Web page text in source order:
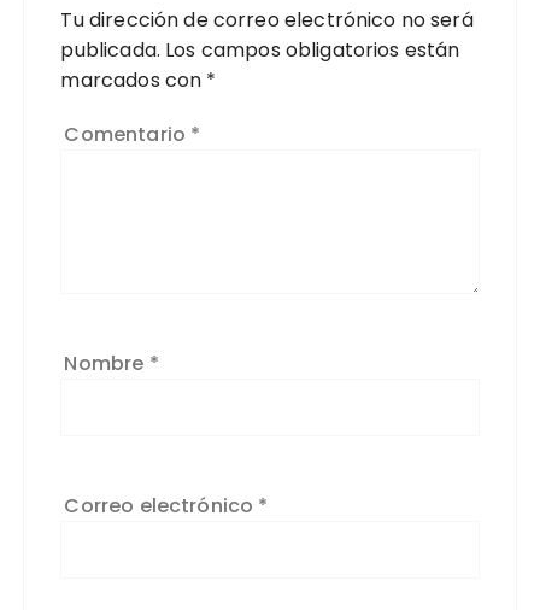
Tu dirección de correo electrónico no será
publicada. Los campos obligatorios están
marcados con *
Comentario *
Nombre *
Correo electrónico *